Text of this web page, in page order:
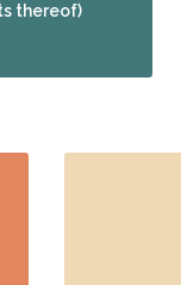
thereof)